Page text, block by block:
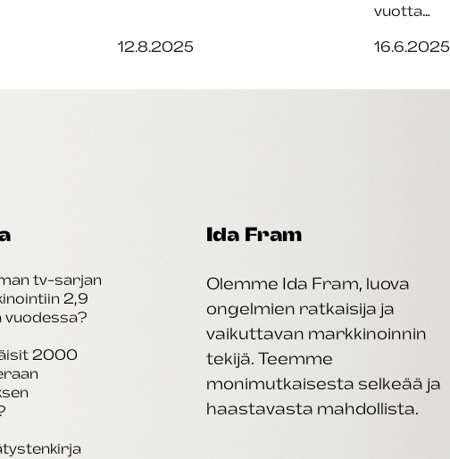
12.8.2025
vuotta…
16.6.2025
tv-sarjan
2,9
vuodessa?
2000
Ida Fram
Olemme Ida Fram, luova
ongelmien ratkaisija ja
vaikuttavan markkinoinnin
tekijä. Teemme
monimutkaisesta selkeää ja
haastavasta mahdollista.